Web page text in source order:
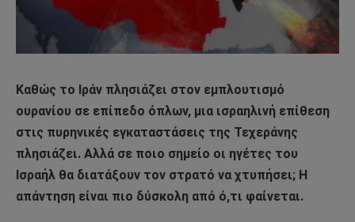
Καθώς το Ιράν πλησιάζει στον εμπλουτισμό
ουρανίου σε επίπεδο όπλων, μια ισραηλινή επίθεση
στις πυρηνικές εγκαταστάσεις της Τεχεράνης
πλησιάζει. Αλλά σε ποιο σημείο οι ηγέτες του
Ισραήλ θα διατάξουν τον στρατό να χτυπήσει; Η
απάντηση είναι πιο δύσκολη από ό,τι φαίνεται.